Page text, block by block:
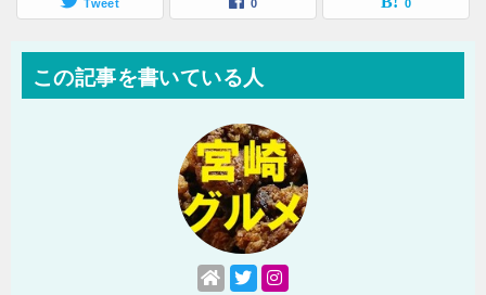
Tweet 0 0
この記事を書いている人